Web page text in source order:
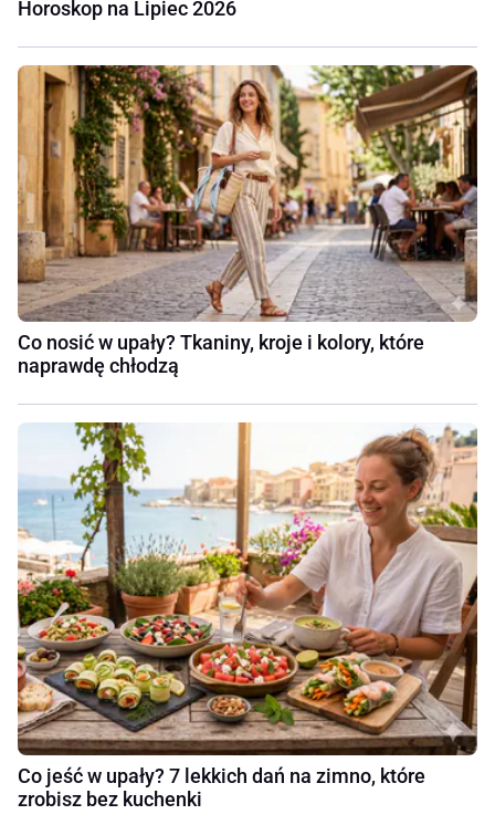
Horoskop na Lipiec 2026
Co nosić w upały? Tkaniny, kroje i kolory, które
naprawdę chłodzą
Co jeść w upały? 7 lekkich dań na zimno, które
zrobisz bez kuchenki